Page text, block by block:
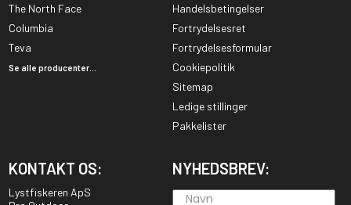
The North Face
Columbia
Teva
Se alle producenter...
Handelsbetingelser
Fortrydelsesret
Fortrydelsesformular
Cookiepolitik
Sitemap
Ledige stillinger
Pakkelister
KONTAKT OS:
Lystfiskeren ApS
NYHEDSBREV: